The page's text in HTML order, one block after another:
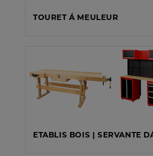
TOURET Á MEULEUR
ETABLIS BOIS | SERVANTE